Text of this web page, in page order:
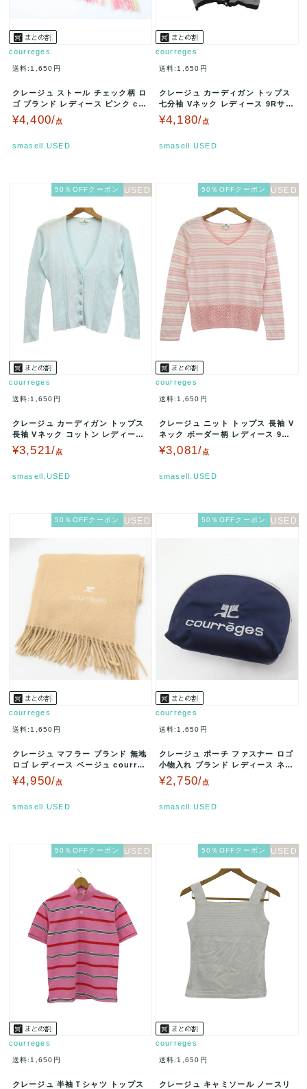
courreges
送料:1,650円
クレージュ ストール チェック柄 ロ
ゴ ブランド レディース ピンク co
urreges 【中古】
¥4,400/点
smasell.USED
courreges
送料:1,650円
クレージュ カーディガン トップス
七分袖 Vネック レディース 9Rサイ
ズ グレー×ブラック co…
¥4,180/点
smasell.USED
50％OFFクーポン
courreges
送料:1,650円
クレージュ カーディガン トップス
長袖 Vネック コットン レディース
9Rサイズ ブルー cou…
¥3,521/点
smasell.USED
50％OFFクーポン
courreges
送料:1,650円
クレージュ ニット トップス 長袖 V
ネック ボーダー柄 レディース 9R
サイズ ピンク×ホワイト …
¥3,081/点
smasell.USED
50％OFFクーポン
courreges
送料:1,650円
クレージュ マフラー ブランド 無地
ロゴ レディース ベージュ courreg
es 【中古】
¥4,950/点
smasell.USED
50％OFFクーポン
courreges
送料:1,650円
クレージュ ポーチ ファスナー ロゴ
小物入れ ブランド レディース ネイ
ビー courreges …
¥2,750/点
smasell.USED
50％OFFクーポン
courreges
送料:1,650円
クレージュ 半袖Ｔシャツ トップス
50％OFFクーポン
courreges
送料:1,650円
クレージュ キャミソール ノースリ